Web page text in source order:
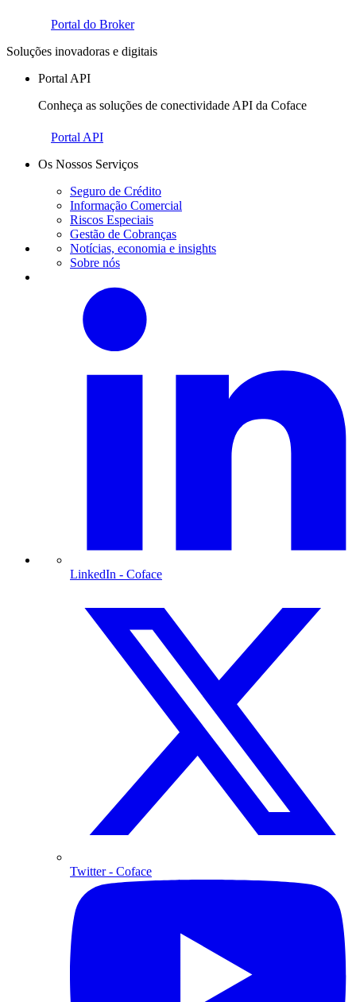
Portal do Broker
Soluções inovadoras e digitais
Portal API
Conheça as soluções de conectividade API da Coface
Portal API
Os Nossos Serviços
Seguro de Crédito
Informação Comercial
Riscos Especiais
Gestão de Cobranças
Notícias, economia e insights
Sobre nós
LinkedIn - Coface
Twitter- Coface